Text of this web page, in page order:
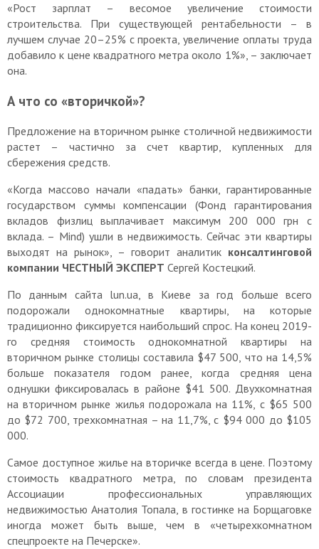
«Рост зарплат – весомое увеличение стоимости
строительства. При существующей рентабельности – в
лучшем случае 20–25% с проекта, увеличение оплаты труда
добавило к цене квадратного метра около 1%», – заключает
она.
А что со «вторичкой»?
Предложение на вторичном рынке столичной недвижимости
растет – частично за счет квартир, купленных для
сбережения средств.
«Когда массово начали «падать» банки, гарантированные
государством суммы компенсации (Фонд гарантирования
вкладов физлиц выплачивает максимум 200 000 грн с
вклада. – Mind) ушли в недвижимость. Сейчас эти квартиры
выходят на рынок», – говорит аналитик консалтинговой
компании ЧЕСТНЫЙ ЭКСПЕРТ Сергей Костецкий.
По данным сайта lun.ua, в Киеве за год больше всего
подорожали однокомнатные квартиры, на которые
традиционно фиксируется наибольший спрос. На конец 2019-
го средняя стоимость однокомнатной квартиры на
вторичном рынке столицы составила $47 500, что на 14,5%
больше показателя годом ранее, когда средняя цена
однушки фиксировалась в районе $41 500. Двухкомнатная
на вторичном рынке жилья подорожала на 11%, с $65 500
до $72 700, трехкомнатная – на 11,7%, с $94 000 до $105
000.
Самое доступное жилье на вторичке всегда в цене. Поэтому
стоимость квадратного метра, по словам президента
Ассоциации профессиональных управляющих
недвижимостью Анатолия Топала, в гостинке на Борщаговке
иногда может быть выше, чем в «четырехкомнатном
спецпроекте на Печерске».